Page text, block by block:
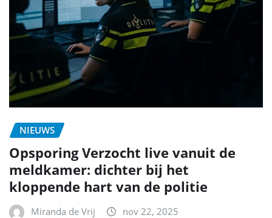
NIEUWS
Opsporing Verzocht live vanuit de
meldkamer: dichter bij het
kloppende hart van de politie
Miranda de Vrij nov 22, 2025